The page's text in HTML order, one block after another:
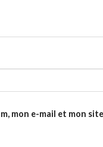
mon e-mail et mon